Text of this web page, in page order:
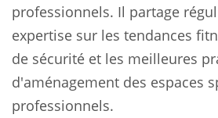
professionnels. Il partage
expertise sur les tendances
de sécurité et les meilleures
d'aménagement des espaces
professionnels.